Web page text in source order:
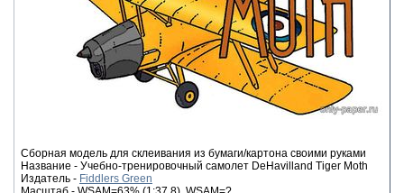
Сборная модель для склеивания из бумаги/картона своими руками
Название - Учебно-тренировочный самолет DeHavilland Tiger Moth
Издатель - Fiddlers Green